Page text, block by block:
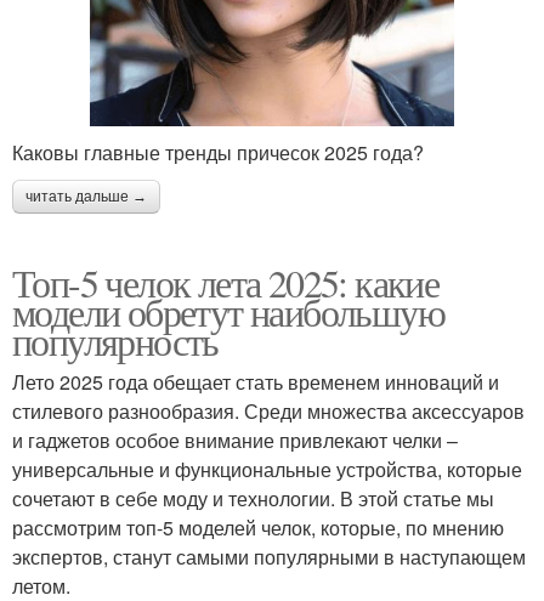
Каковы главные тренды причесок 2025 года?
читать дальше →
Топ-5 челок лета 2025: какие
модели обретут наибольшую
популярность
Лето 2025 года обещает стать временем инноваций и
стилевого разнообразия. Среди множества аксессуаров
и гаджетов особое внимание привлекают челки –
универсальные и функциональные устройства, которые
сочетают в себе моду и технологии. В этой статье мы
рассмотрим топ-5 моделей челок, которые, по мнению
экспертов, станут самыми популярными в наступающем
летом.